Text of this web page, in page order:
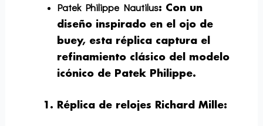
Patek Philippe Nautilus: Con un
diseño inspirado en el ojo de
buey, esta réplica captura el
refinamiento clásico del modelo
icónico de Patek Philippe.
Réplica de relojes Richard Mille: